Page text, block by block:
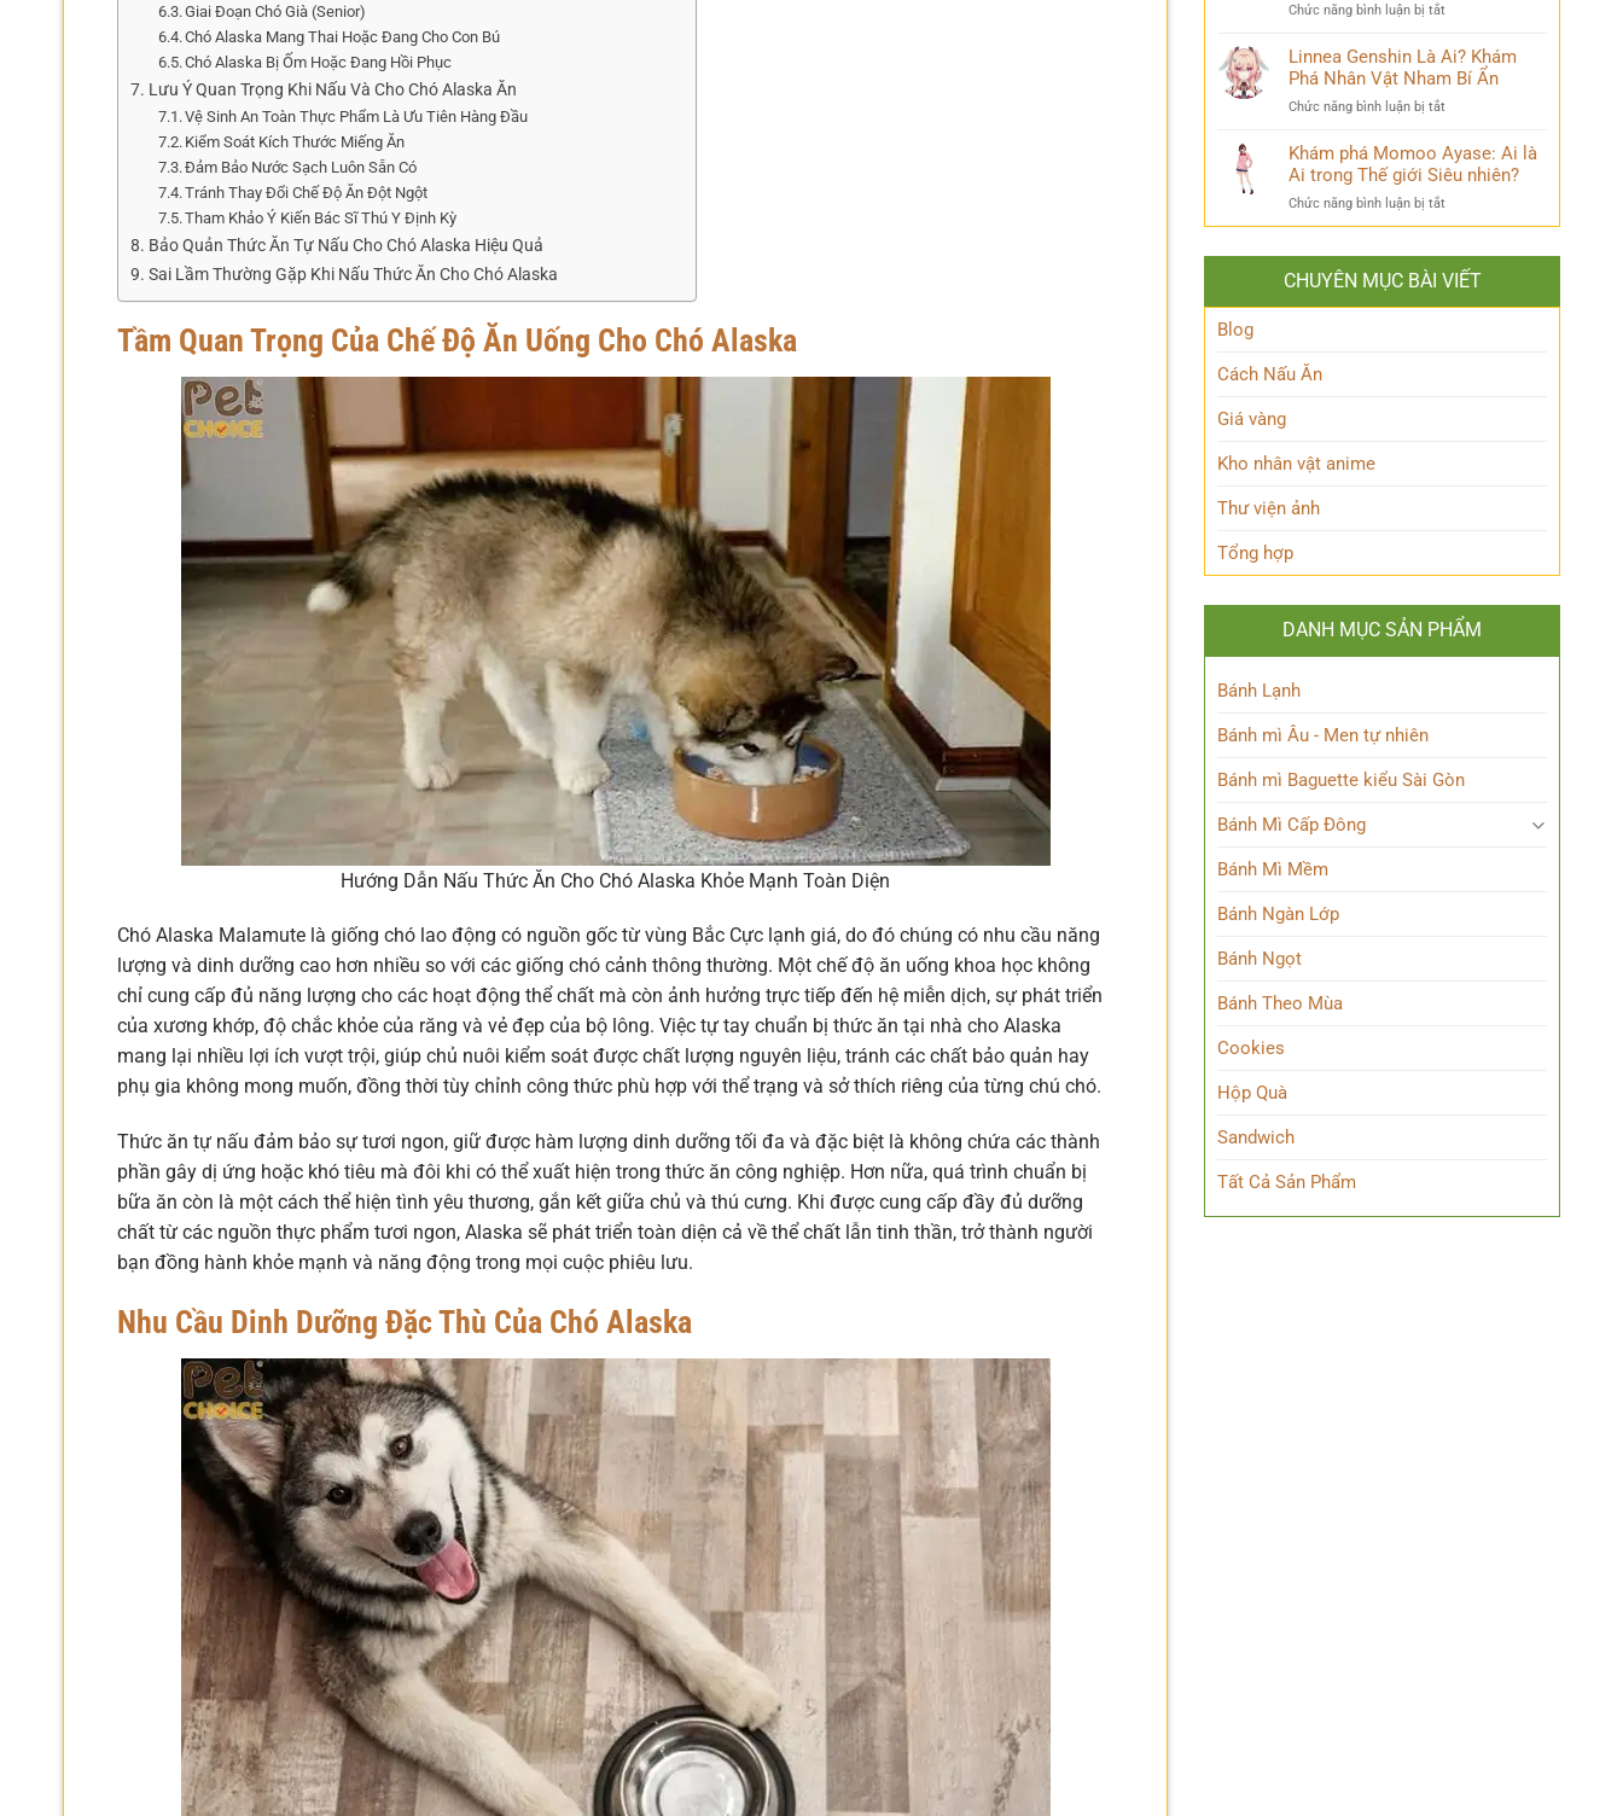
Giai Đoạn Chó Già (Senior)
Chó Alaska Mang Thai Hoặc Đang Cho Con Bú
Chó Alaska Bị Ốm Hoặc Đang Hồi Phục
Lưu Ý Quan Trọng Khi Nấu Và Cho Chó Alaska Ăn
Vệ Sinh An Toàn Thực Phẩm Là Ưu Tiên Hàng Đầu
Kiểm Soát Kích Thước Miếng Ăn
Đảm Bảo Nước Sạch Luôn Sẵn Có
Tránh Thay Đổi Chế Độ Ăn Đột Ngột
Tham Khảo Ý Kiến Bác Sĩ Thú Y Định Kỳ
Bảo Quản Thức Ăn Tự Nấu Cho Chó Alaska Hiệu Quả
Sai Lầm Thường Gặp Khi Nấu Thức Ăn Cho Chó Alaska
Tầm Quan Trọng Của Chế Độ Ăn Uống Cho Chó Alaska
Hướng Dẫn Nấu Thức Ăn Cho Chó Alaska Khỏe Mạnh Toàn Diện
Chó Alaska Malamute là giống chó lao động có nguồn gốc từ vùng Bắc Cực lạnh giá, do đó chúng có nhu cầu năng
lượng và dinh dưỡng cao hơn nhiều so với các giống chó cảnh thông thường. Một chế độ ăn uống khoa học không
chỉ cung cấp đủ năng lượng cho các hoạt động thể chất mà còn ảnh hưởng trực tiếp đến hệ miễn dịch, sự phát triển
của xương khớp, độ chắc khỏe của răng và vẻ đẹp của bộ lông. Việc tự tay chuẩn bị thức ăn tại nhà cho Alaska
mang lại nhiều lợi ích vượt trội, giúp chủ nuôi kiểm soát được chất lượng nguyên liệu, tránh các chất bảo quản hay
phụ gia không mong muốn, đồng thời tùy chỉnh công thức phù hợp với thể trạng và sở thích riêng của từng chú chó.
Thức ăn tự nấu đảm bảo sự tươi ngon, giữ được hàm lượng dinh dưỡng tối đa và đặc biệt là không chứa các thành
phần gây dị ứng hoặc khó tiêu mà đôi khi có thể xuất hiện trong thức ăn công nghiệp. Hơn nữa, quá trình chuẩn bị
bữa ăn còn là một cách thể hiện tình yêu thương, gắn kết giữa chủ và thú cưng. Khi được cung cấp đầy đủ dưỡng
chất từ các nguồn thực phẩm tươi ngon, Alaska sẽ phát triển toàn diện cả về thể chất lẫn tinh thần, trở thành người
bạn đồng hành khỏe mạnh và năng động trong mọi cuộc phiêu lưu.
Nhu Cầu Dinh Dưỡng Đặc Thù Của Chó Alaska
Số
Bi
Thương
Lộ
Tần
Tật
Kẻ
Diện
Huyền
Chức năng bình luận bị tắt
Kiyotaka
Hé
thiên
tài
Lớp
Học
Linnea Genshin Là Ai? Khám
Phá Nhân Vật Nham Bí Ẩn
Chức năng bình luận bị tắt
Genshin
Là
Khám
Phá
Vật
Nham
Bí
Khám phá Momoo Ayase: Ai là
Ai trong Thế giới Siêu nhiên?
Chức năng bình luận bị tắt
Khám
Ayase:
Ai
CHUYÊN MỤC BÀI VIẾT
Blog
Cách Nấu Ăn
Giá vàng
Kho nhân vật anime
Thư viện ảnh
Tổng hợp
DANH MỤC SẢN PHẨM
Bánh Lạnh
Bánh mì Âu - Men tự nhiên
Bánh mì Baguette kiểu Sài Gòn
Bánh Mì Cấp Đông
Bánh Mì Mềm
Bánh Ngàn Lớp
Bánh Ngọt
Bánh Theo Mùa
Cookies
Hộp Quà
Sandwich
Tất Cả Sản Phẩm